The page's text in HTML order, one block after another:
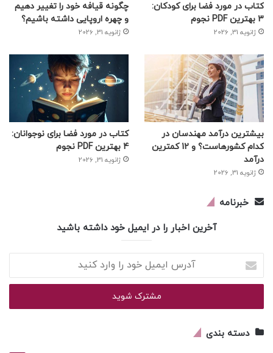
کتاب در مورد فضا برای کودکان:
3 بهترین PDF نجوم
ژانویه 31, 2026
چگونه قیافه خود را تغییر دهیم
و چهره اروپایی داشته باشیم؟
ژانویه 31, 2026
بیشترین درآمد مهندسان در
کدام کشورهاست؟ و 12 کمترین
درآمد
ژانویه 31, 2026
کتاب در مورد فضا برای نوجوانان:
4 بهترین PDF نجوم
ژانویه 31, 2026
خبرنامه
آخرین اخبار را در ایمیل خود داشته باشید
ایمیل
خود
وارد
دسته بندی